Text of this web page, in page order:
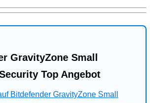
GravityZone Small
Top Angebot
Bitdefender GravityZone Small